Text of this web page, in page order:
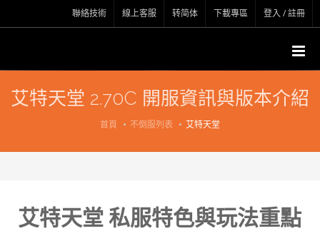
聯絡技術 線上客服 转简体 下載專區 登入 / 註冊
艾特天堂 2.70C 開服資訊與版本介紹
首頁 不倒服列表 艾特天堂
艾特天堂 私服特色與玩法重點